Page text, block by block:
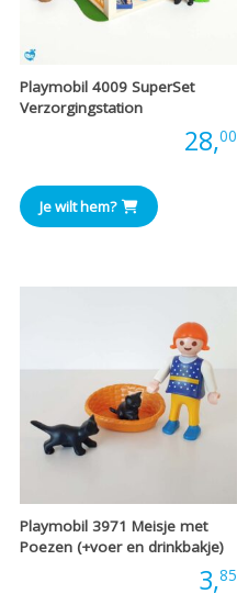
Playmobil 4009 SuperSet
Verzorgingstation
28,00
Je wilt hem?
Playmobil 3971 Meisje met
Poezen (+voer en drinkbakje)
3,85